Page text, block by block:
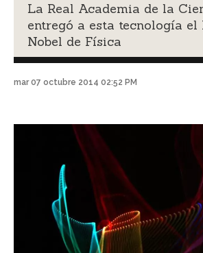
La Real Academia de la
entregó a esta tecnología el
Nobel de Física
mar 07 octubre 2014 02:52 PM